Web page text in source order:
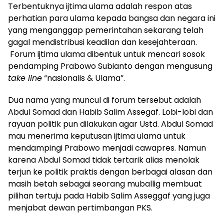
Terbentuknya ijtima ulama adalah respon atas
perhatian para ulama kepada bangsa dan negara ini
yang menganggap pemerintahan sekarang telah
gagal mendistribusi keadilan dan kesejahteraan.
Forum ijtima ulama dibentuk untuk mencari sosok
pendamping Prabowo Subianto dengan mengusung
take line“nasionalis & Ulama”.
Dua nama yang muncul di forum tersebut adalah
Abdul Somad dan Habib Salim Assegaf. Lobi-lobi dan
rayuan politik pun dilakukan agar Ustd. Abdul Somad
mau menerima keputusan ijtima ulama untuk
mendampingi Prabowo menjadi cawapres. Namun
karena Abdul Somad tidak tertarik alias menolak
terjun ke politik praktis dengan berbagai alasan dan
masih betah sebagai seorang muballig membuat
pilihan tertuju pada Habib Salim Asseggaf yang juga
menjabat dewan pertimbangan PKS.